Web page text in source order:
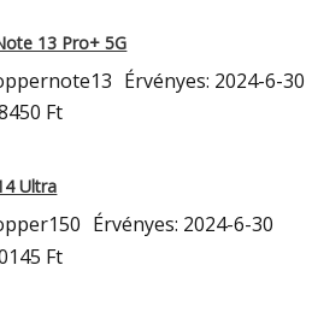
13 Pro+ 5G
Érvényes: 2024-6-30
Ft
Ultra
Érvényes: 2024-6-30
Ft